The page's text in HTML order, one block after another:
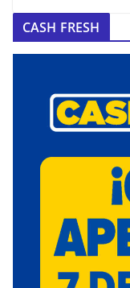
CASH FRESH